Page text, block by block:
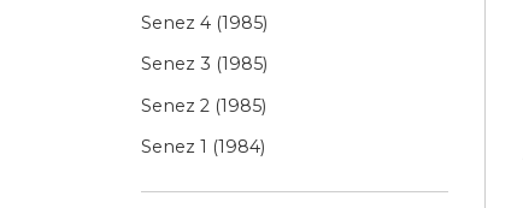
Senez 4 (1985)
Senez 3 (1985)
Senez 2 (1985)
Senez 1 (1984)